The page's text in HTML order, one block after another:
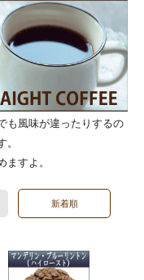
も風味が違ったりするの
すよ。
新着順